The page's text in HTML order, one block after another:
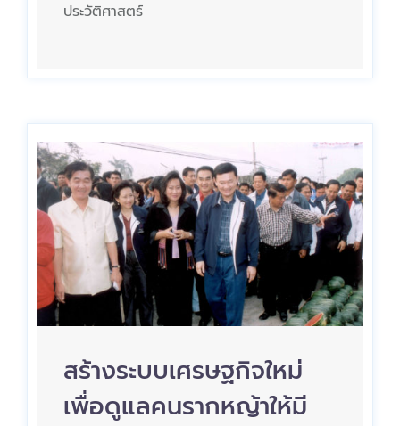
ประวัติศาสตร์
สร้างระบบเศรษฐกิจใหม่
เพื่อดูแลคนรากหญ้าให้มี